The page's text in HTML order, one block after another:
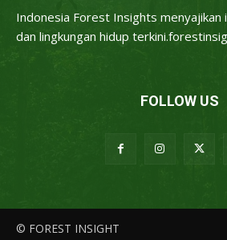
Indonesia Forest Insights menyajikan
dan lingkungan hidup
FOLLOW US
© FOREST INSIGHT